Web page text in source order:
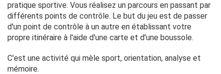
pratique sportive. Vous réalisez un parcours en passant par
différents points de contrôle. Le but du jeu est de passer
d'un point de contrôle à un autre en établissant votre
propre itinéraire à l'aide d'une carte et d'une boussole.
C'est une activité qui mèle sport, orientation, analyse et
mémoire.